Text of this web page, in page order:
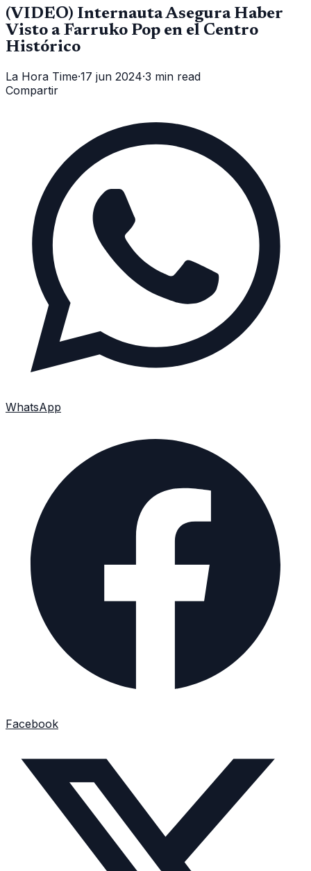
(VIDEO) Internauta Asegura Haber
Visto a Farruko Pop en el Centro
Histórico
La Hora Time·17 jun 2024·3 min read
Compartir
WhatsApp
Facebook